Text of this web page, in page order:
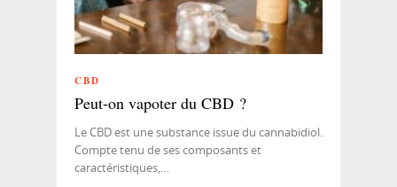
CBD
Peut-on vapoter du CBD ?
Le CBD est une substance issue du cannabidiol.
Compte tenu de ses composants et
caractéristiques,…